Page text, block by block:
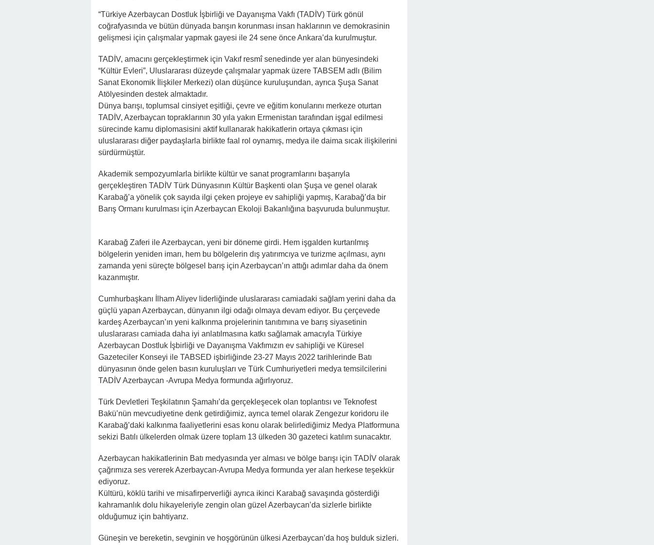
“Türkiye Azerbaycan Dostluk İşbirliği ve Dayanışma Vakfı (TADİV) Türk gönül
coğrafyasında ve bütün dünyada barışın korunması insan haklarının ve demokrasinin
gelişmesi için çalışmalar yapmak gayesi ile 24 sene önce Ankara’da kurulmuştur.
TADİV, amacını gerçekleştirmek için Vakıf resmî senedinde yer alan bünyesindeki
“Kültür Evleri”, Uluslararası düzeyde çalışmalar yapmak üzere TABSEM adlı (Bilim
Sanat Ekonomik İlişkiler Merkezi) olan düşünce kuruluşundan, ayrıca Şuşa Sanat
Atölyesinden destek almaktadır.
Dünya barışı, toplumsal cinsiyet eşitliği, çevre ve eğitim konularını merkeze oturtan
TADİV, Azerbaycan topraklarının 30 yıla yakın Ermenistan tarafından işgal edilmesi
sürecinde kamu diplomasisini aktif kullanarak hakikatlerin ortaya çıkması için
uluslararası diğer paydaşlarla birlikte faal rol oynamış, medya ile daima sıcak ilişkilerini
sürdürmüştür.
Akademik sempozyumlarla birlikte kültür ve sanat programlarını başarıyla
gerçekleştiren TADİV Türk Dünyasının Kültür Başkenti olan Şuşa ve genel olarak
Karabağ’a yönelik çok sayıda ilgi çeken projeye ev sahipliği yapmış, Karabağ’da bir
Barış Ormanı kurulması için Azerbaycan Ekoloji Bakanlığına başvuruda bulunmuştur.
Karabağ Zaferi ile Azerbaycan, yeni bir döneme girdi. Hem işgalden kurtarılmış
bölgelerin yeniden imarı, hem bu bölgelerin dış yatırımcıya ve turizme açılması, aynı
zamanda yeni süreçte bölgesel barış için Azerbaycan’ın attığı adımlar daha da önem
kazanmıştır.
Cumhurbaşkanı İlham Aliyev liderliğinde uluslararası camiadaki sağlam yerini daha da
güçlü yapan Azerbaycan, dünyanın ilgi odağı olmaya devam ediyor. Bu çerçevede
kardeş Azerbaycan’ın yeni kalkınma projelerinin tanıtımına ve barış siyasetinin
uluslararası camiada daha iyi anlatılmasına katkı sağlamak amacıyla Türkiye
Azerbaycan Dostluk İşbirliği ve Dayanışma Vakfımızın ev sahipliği ve Küresel
Gazeteciler Konseyi ile TABSED işbirliğinde 23-27 Mayıs 2022 tarihlerinde Batı
dünyasının önde gelen basın kuruluşları ve Türk Cumhuriyetleri medya temsilcilerini
TADİV Azerbaycan -Avrupa Medya formunda ağırlıyoruz.
Türk Devletleri Teşkilatının Şamahı’da gerçekleşecek olan toplantısı ve Teknofest
Bakü’nün mevcudiyetine denk getirdiğimiz, ayrıca temel olarak Zengezur koridoru ile
Karabağ’daki kalkınma faaliyetlerini esas konu olarak belirlediğimiz Medya Platformuna
sekizi Batılı ülkelerden olmak üzere toplam 13 ülkeden 30 gazeteci katılım sunacaktır.
Azerbaycan hakikatlerinin Batı medyasında yer alması ve bölge barışı için TADİV olarak
çağrımıza ses vererek Azerbaycan-Avrupa Medya formunda yer alan herkese teşekkür
ediyoruz.
Kültürü, köklü tarihi ve misafirperverliği ayrıca ikinci Karabağ savaşında gösterdiği
kahramanlık dolu hikayeleriyle zengin olan güzel Azerbaycan’da sizlerle birlikte
olduğumuz için bahtiyarız.
Güneşin ve bereketin, sevginin ve hoşgörünün ülkesi Azerbaycan’da hoş bulduk sizleri.